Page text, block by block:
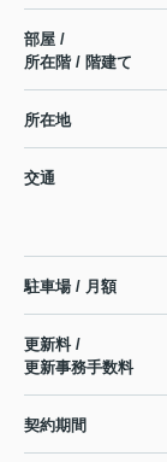
部屋 /
所在階 / 階建て
所在地
交通
駐車場 / 月額
更新料 /
更新事務手数料
契約期間